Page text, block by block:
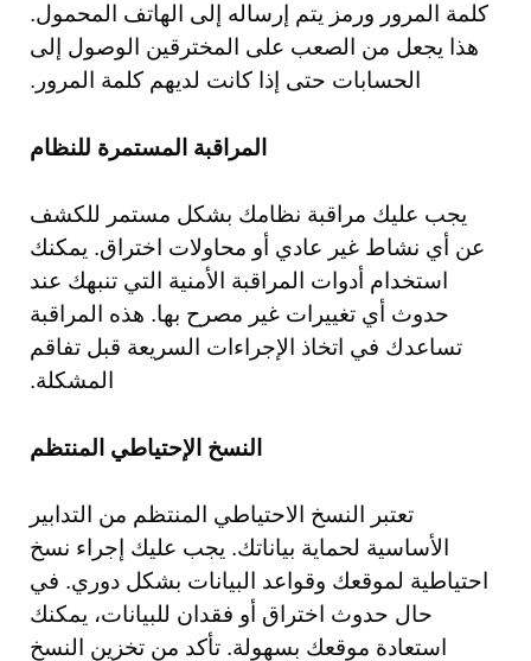
كلمة المرور ورمز يتم إرساله إلى الهاتف المحمول.
هذا يجعل من الصعب على المخترقين الوصول إلى
الحسابات حتى إذا كانت لديهم كلمة المرور.
المراقبة المستمرة للنظام
يجب عليك مراقبة نظامك بشكل مستمر للكشف
عن أي نشاط غير عادي أو محاولات اختراق. يمكنك
استخدام أدوات المراقبة الأمنية التي تنبهك عند
حدوث أي تغييرات غير مصرح بها. هذه المراقبة
تساعدك في اتخاذ الإجراءات السريعة قبل تفاقم
المشكلة.
النسخ الإحتياطي المنتظم
تعتبر النسخ الاحتياطي المنتظم من التدابير
الأساسية لحماية بياناتك. يجب عليك إجراء نسخ
احتياطية لموقعك وقواعد البيانات بشكل دوري. في
حال حدوث اختراق أو فقدان للبيانات، يمكنك
استعادة موقعك بسهولة. تأكد من تخزين النسخ